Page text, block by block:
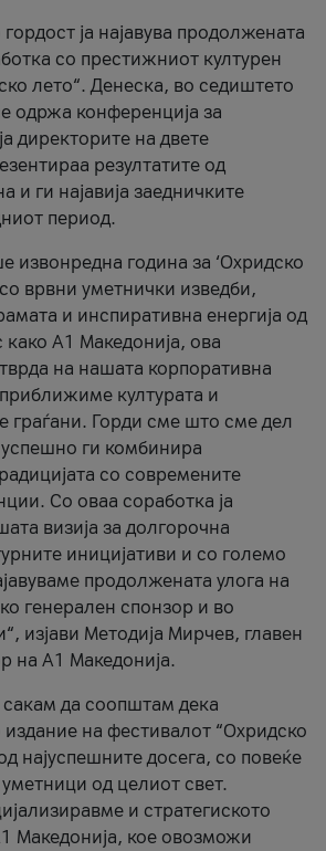
ја најавува продолжената
со престижниот културен
лето“. Денеска, во седиштето
одржа конференција за
директорите на двете
резултатите од
и ги најавија заедничките
период.
извонредна година за ‘Охридско
врвни уметнички изведби,
и инспиративна енергија од
како A1 Македонија, ова
на нашата корпоративна
приближиме културата и
граѓани. Горди сме што сме дел
ги комбинира
со современите
Со оваа соработка ја
визија за долгорочна
иницијативи и со големо
продолжената улога на
генерален спонзор и во
изјави Методија Мирчев, главен
на A1 Македонија.
сакам да соопштам дека
издание на фестивалот “Охридско
најуспешните досега, со повеќе
од целиот свет.
и стратегиското
Македонија, кое овозможи